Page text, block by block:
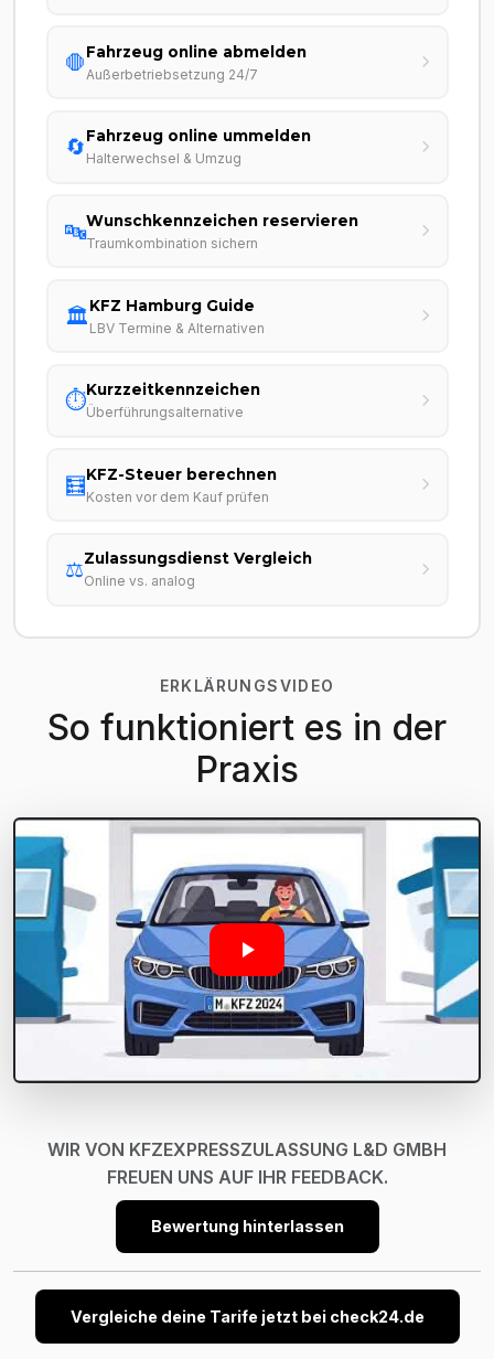
🛑Fahrzeug online abmelden
Außerbetriebsetzung 24/7
🔄Fahrzeug online ummelden
Halterwechsel & Umzug
🔤Wunschkennzeichen reservieren
Traumkombination sichern
🏛️KFZ Hamburg Guide
LBV Termine & Alternativen
⏱️Kurzzeitkennzeichen
Überführungsalternative
🧮KFZ-Steuer berechnen
Kosten vor dem Kauf prüfen
⚖️Zulassungsdienst Vergleich
Online vs. analog
ERKLÄRUNGSVIDEO
So funktioniert es in der
Praxis
WIR VON KFZEXPRESSZULASSUNG L&D GMBH
FREUEN UNS AUF IHR FEEDBACK.
Bewertung hinterlassen
Vergleiche deine Tarife jetzt bei check24.de